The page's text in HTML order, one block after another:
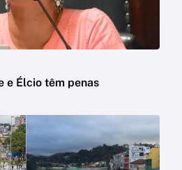
e Élcio têm penas